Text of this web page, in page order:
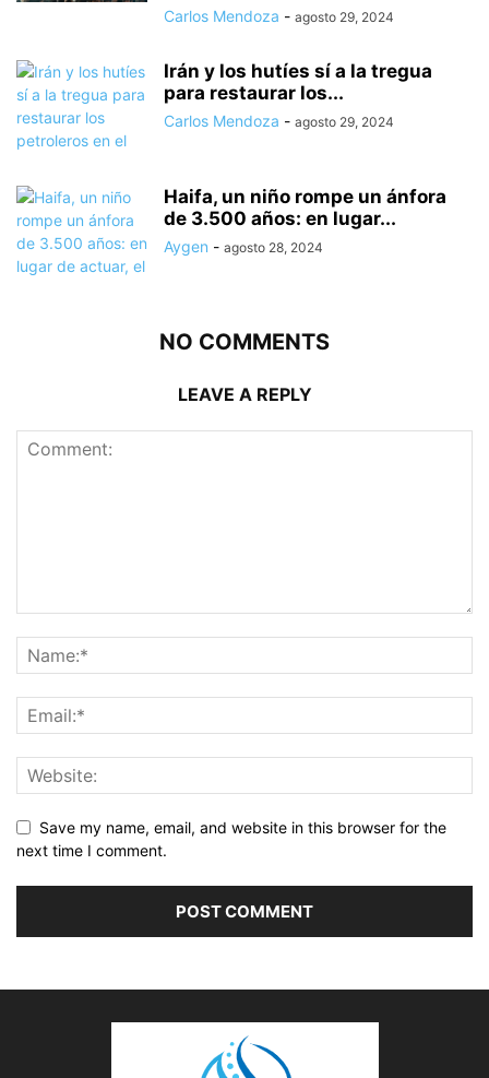
Carlos Mendoza - agosto 29, 2024
Irán y los hutíes sí a la tregua
para restaurar los...
Carlos Mendoza - agosto 29, 2024
Haifa, un niño rompe un ánfora
de 3.500 años: en lugar...
Aygen - agosto 28, 2024
NO COMMENTS
LEAVE A REPLY
Save my name, email, and website in this browser for the
next time I comment.